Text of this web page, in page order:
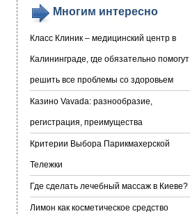
Многим интересно
Класс Клиник – медицинский центр в
Калининграде, где обязательно помогут
решить все проблемы со здоровьем
Казино Vavada: разнообразие,
регистрация, преимущества
Критерии Выбора Парикмахерской
Тележки
Где сделать лечебный массаж в Киеве?
Лимон как косметическое средство